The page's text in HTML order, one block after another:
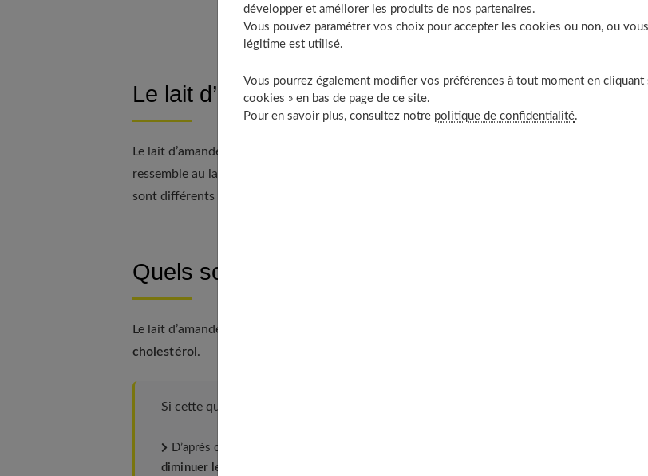
Le lait d’amande, qu’est-ce que c’est précisément ?
Le lait d’amandes sont ainsi extraits. On obtient alors une
ressemble au lait de vache, c’est bien là que s'arrêtent les similitudes. En effet, ses
sont différents et de même, son goût très léger diffère de celui des autres boissons végétales.
Quels sont ses bienfaits ?
Le lait d’amande est un produit très bénéfique pour la santé. Cette boisson n’affiche
cholestérol .
Si cette question vous concerne, notre guide sur
D’après certaines études, l’amande, tout comme son lait, est un
diminuer le risque de cancer du foie et du sein
développer et améliorer les produits de nos partenaires.
Vous pouvez paramétrer vos choix pour accepter les cookies ou non, ou
légitime est utilisé.
Vous pourrez également modifier vos préférences à tout moment en cliquant
cookies » en bas de page de ce site.
Pour en savoir plus, consultez notre politique de confidentialité.